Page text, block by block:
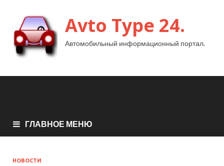
Avto Type 24.
Автомобильный информационный портал.
ГЛАВНОЕ МЕНЮ
НОВОСТИ